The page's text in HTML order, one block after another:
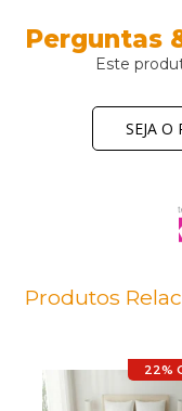
Perguntas
Este
SEJA O
Produtos
22%